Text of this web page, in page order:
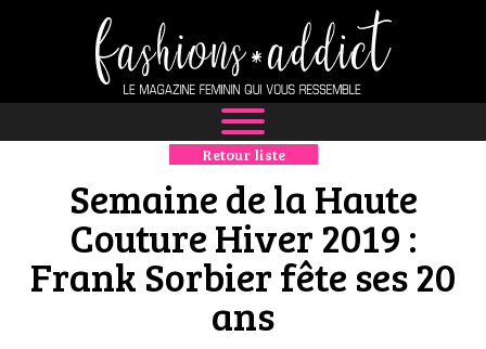
NEWS
MODE
LUXE
DÉFILÉS
Retour liste
Semaine de la Haute
Couture Hiver 2019 :
Frank Sorbier fête ses 20
ans